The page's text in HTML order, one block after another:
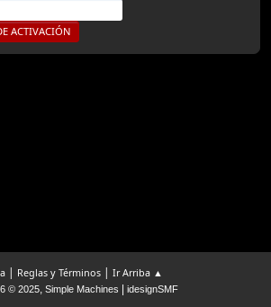
| Reglas y Términos | Ir Arriba ▲
© 2025, Simple Machines idesignSMF